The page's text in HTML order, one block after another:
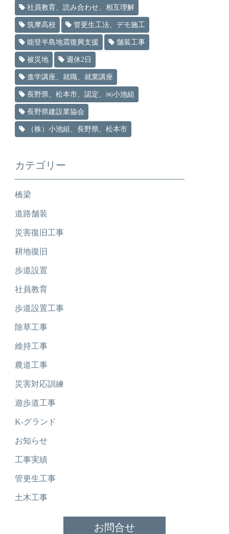
社員教育、読み合わせ、相互理解
筑摩高校 管更生工法、デモ施工
能登半島地震復興支援 舗装工事
被災地 週休2日
進学講座、就職、就業講座
長野県、松本市、認定、㈱小池組
長野県建設業協会
（株）小池組、長野県、松本市
カテゴリー
橋梁
道路舗装
災害復旧工事
耕地復旧
歩道設置
社員教育
歩道設置工事
除草工事
維持工事
農道工事
災害対応訓練
遊歩道工事
K-グランド
お知らせ
工事実績
管更生工事
土木工事
お問合せ